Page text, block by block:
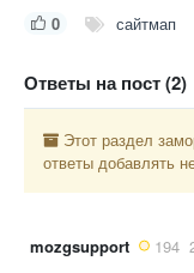
0 сайтмап
Ответы на пост (2)
Этот раздел
ответы добавлять
mozgsupport 194